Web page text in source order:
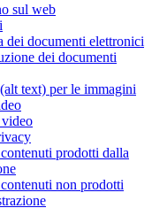
sul web
dei documenti elettronici
dei documenti
text) per le immagini
prodotti dalla
non prodotti